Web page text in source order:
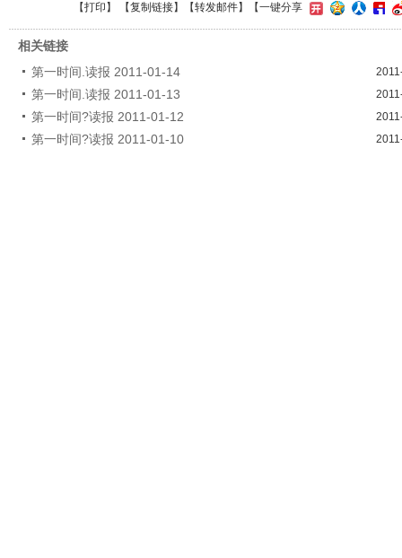
【打印 】 【复制链接】【转发邮件】 【一键分享
相关链接
第一时间.读报 2011-01-14
第一时间.读报 2011-01-13
第一时间?读报 2011-01-12
第一时间?读报 2011-01-10